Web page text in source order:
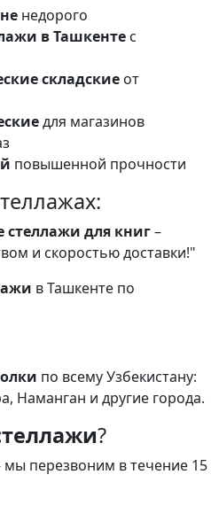
недорого
в Ташкенте с
складские от
для магазинов
повышенной прочности
стеллажи для книг–
и скоростью доставки!"
в Ташкенте по
по всему Узбекистану:
Наманган и другие города.
?
мы перезвоним в течение 15